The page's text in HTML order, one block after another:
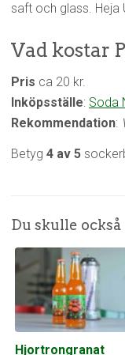
saft och glass. Heja
Vad kostar
Pris ca 20 kr.
Inköpsställe: Soda
Rekommendation:
Betyg 4 av 5
Du skulle
Hjortrongranat